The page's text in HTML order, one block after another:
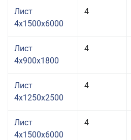
Лист
4x1500x6000
4
Лист
4x900x1800
4
Лист
4x1250x2500
4
Лист
4x1500x6000
4